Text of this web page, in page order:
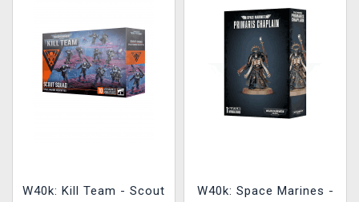
W40k: Kill Team - Scout
W40k: Space Marines -